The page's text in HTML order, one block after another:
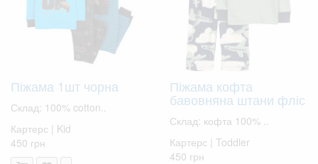
Піжама 1шт чорна
Склад: 100% cotton..
Картерс | Kid
450 грн
Піжама кофта
бавовняна штани фліс
Склад: кофта 100% ..
Картерс | Toddler
450 грн